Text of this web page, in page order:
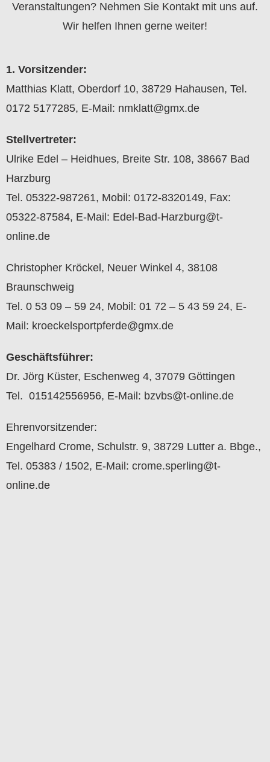
Veranstaltungen? Nehmen Sie Kontakt mit uns auf.
Wir helfen Ihnen gerne weiter!
1. Vorsitzender:
Matthias Klatt, Oberdorf 10, 38729 Hahausen, Tel.
0172 5177285, E-Mail: nmklatt@gmx.de
Stellvertreter:
Ulrike Edel – Heidhues, Breite Str. 108, 38667 Bad
Harzburg
Tel. 05322-987261, Mobil: 0172-8320149, Fax:
05322-87584, E-Mail: Edel-Bad-Harzburg@t-
online.de
Christopher Kröckel, Neuer Winkel 4, 38108
Braunschweig
Tel. 0 53 09 – 59 24, Mobil: 01 72 – 5 43 59 24, E-
Mail: kroeckelsportpferde@gmx.de
Geschäftsführer:
Dr. Jörg Küster, Eschenweg 4, 37079 Göttingen
Tel. 015142556956, E-Mail: bzvbs@t-online.de
Ehrenvorsitzender:
Engelhard Crome, Schulstr. 9, 38729 Lutter a. Bbge.,
Tel. 05383 / 1502, E-Mail: crome.sperling@t-
online.de